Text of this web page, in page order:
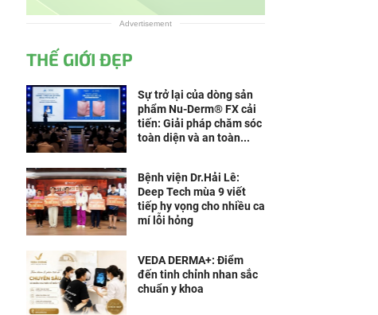
Advertisement
THẾ GIỚI ĐẸP
Sự trở lại của dòng sản
phẩm Nu-Derm® FX cải
tiến: Giải pháp chăm sóc
toàn diện và an toàn...
Bệnh viện Dr.Hải Lê:
Deep Tech mùa 9 viết
tiếp hy vọng cho nhiều ca
mí lỗi hỏng
VEDA DERMA+: Điểm
đến tinh chỉnh nhan sắc
chuẩn y khoa